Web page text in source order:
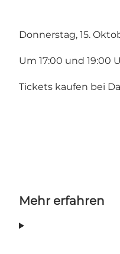
Donnerstag, 15.
Um 17:00 und 19:00
Tickets kaufen bei
Mehr erfahren